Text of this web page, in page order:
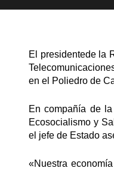
El presidentede la
en el Poliedro de
En compañía de
Ecosocialismo y
el jefe de Estado
«Nuestra